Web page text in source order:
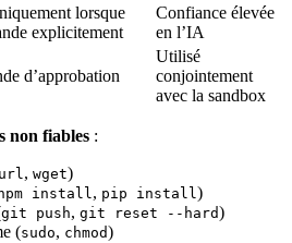
lorsque
explicitement
Confiance élevée
en l’IA
d’approbation
Utilisé
conjointement
avec la sandbox
non fiables :
, wget)
install, pip install)
git push, git reset --hard)
(sudo, chmod)